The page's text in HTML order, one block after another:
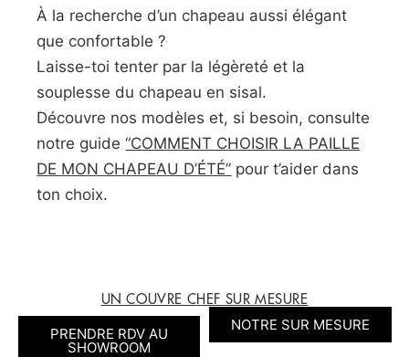
À la recherche d’un chapeau aussi élégant
que confortable ?
Laisse-toi tenter par la légèreté et la
souplesse du chapeau en sisal.
Découvre nos modèles et, si besoin, consulte
notre guide“COMMENT CHOISIR LA PAILLE
DE MON CHAPEAU D’ÉTÉ” pour t’aider dans
ton choix.
UN COUVRE CHEF SUR MESURE
PRENDRE RDV AU
SHOWROOM
NOTRE SUR MESURE